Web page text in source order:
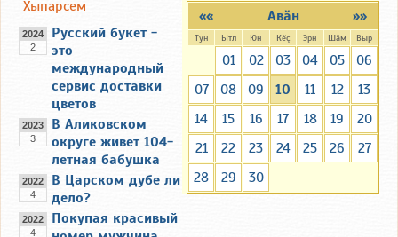
»»
«« Авăн
Тун Ытл Юн Кĕç Эрн Шăм Выр
01 02 03 04 05
06
07
08 09 10 11 12
13
14
15 16 17 18 19
20
21
22 23 24 25 26
27
28
29 30
Хыпарсем
2024
2
Русский букет -
это
международный
сервис доставки
цветов
2023
3
В Аликовском
округе живет 104-
летная бабушка
2022
4
В Царском дубе ли
дело?
2022
4
Покупая красивый